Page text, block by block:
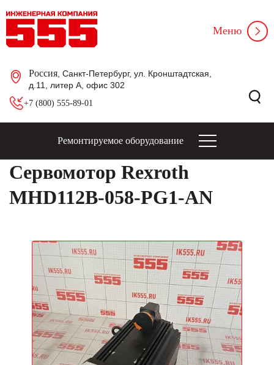
Россия , Санкт-Петербург, ул. Кронштадтская,
д.11, литер А, офис 302
+7 (800) 555-89-01
Меню
Ремонтируемое оборудование
Сервомотор Rexroth
MHD112B-058-PG1-AN